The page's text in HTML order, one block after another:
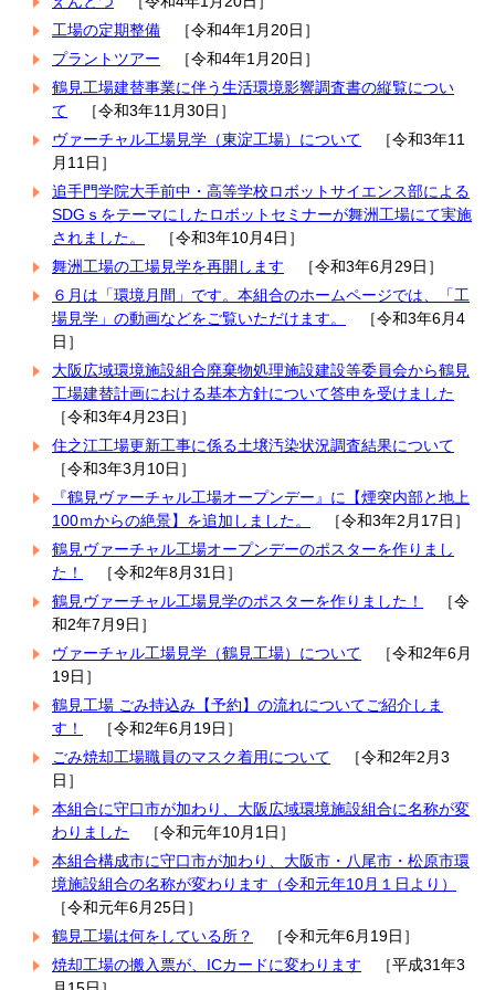
工場の定期整備 ［令和4年1月20日］
プラントツアー ［令和4年1月20日］
鶴見工場建替事業に伴う生活環境影響調査書の縦覧につい
て ［令和3年11月30日］
ヴァーチャル工場見学（東淀工場）について ［令和3年11
月11日］
追手門学院大手前中・高等学校ロボットサイエンス部による
SDGｓをテーマにしたロボットセミナーが舞洲工場にて実施
されました。
［令和3年10月4日］
舞洲工場の工場見学を再開します ［令和3年6月29日］
６月は「環境月間」です。本組合のホームページでは、「工
場見学」の動画などをご覧いただけます。
［令和3年6月4
日］
大阪広域環境施設組合廃棄物処理施設建設等委員会から鶴見
工場建替計画における基本方針について答申を受けました
［令和3年4月23日］
住之江工場更新工事に係る土壌汚染状況調査結果について
［令和3年3月10日］
『鶴見ヴァーチャル工場オープンデー』に【煙突内部と地上
100ｍからの絶景】を追加しました。
［令和3年2月17日］
鶴見ヴァーチャル工場オープンデーのポスターを作りまし
た！
［令和2年8月31日］
鶴見ヴァーチャル工場見学のポスターを作りました！
［令
和2年7月9日］
ヴァーチャル工場見学（鶴見工場）について ［令和2年6月
19日］
鶴見工場 ごみ持込み【予約】の流れについてご紹介しま
す！
［令和2年6月19日］
ごみ焼却工場職員のマスク着用について ［令和2年2月3
日］
本組合に守口市が加わり、大阪広域環境施設組合に名称が変
わりました ［令和元年10月1日］
本組合構成市に守口市が加わり、大阪市・八尾市・松原市環
境施設組合の名称が変わります（令和元年10月１日より）
［令和元年6月25日］
鶴見工場は何をしている所？
［令和元年6月19日］
焼却工場の搬入票が、ICカードに変わります ［平成31年3